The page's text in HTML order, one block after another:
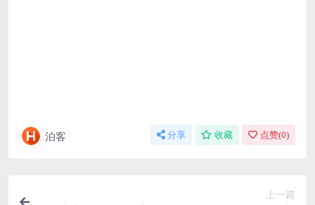
泊客 分享 收藏 点赞(0)
上一篇